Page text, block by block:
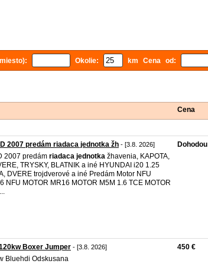
Okolie: km Cena od:
Cena
2007 predám riadaca jednotka žh - [3.8. 2026]
2007 predám riadaca jednotka žhavenia, KAPOTA,
TRYSKY, BLATNIK a iné HYUNDAI i20 1.25
DVERE trojdverové a iné Predám Motor NFU
NFU MOTOR MR16 MOTOR M5M 1.6 TCE MOTOR
Dohodou
Boxer Jumper - [3.8. 2026]
Bluehdi Odskusana
450 €